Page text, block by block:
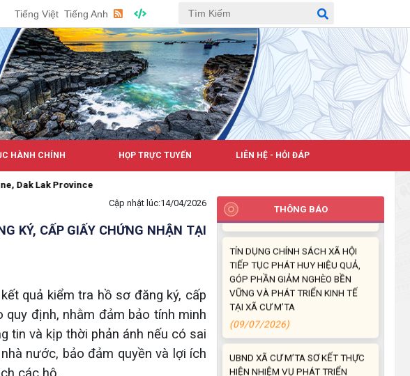
Tiếng Việt Tiếng Anh
HÀNH CHÍNH HỌP TRỰC TUYẾN LIÊN HỆ - HỎI ĐÁP
Cập nhật lúc:14/04/2026
KÝ, CẤP GIẤY CHỨNG NHẬN TẠI
quả kiểm tra hồ sơ đăng ký, cấp
định, nhằm đảm bảo tính minh
tin và kịp thời phản ánh nếu có sai
nước, bảo đảm quyền và lợi ích
THÔNG BÁO
NHÓM NĂM 2026
(21/07/2026)
ĐẢNG ỦY XÃ CƯ M’TA CÔNG BỐ
CÁC QUYẾT ĐỊNH VỀ CÔNG TÁC
CÁN BỘ
(21/07/2026)
ĐIỂM TỰA PHÁT TRIỂN KINH TẾ
CỦA THANH NIÊN XÃ CƯ M’TA
(14/07/2026)
TÍN DỤNG CHÍNH SÁCH XÃ HỘI
TIẾP TỤC PHÁT HUY HIỆU QUẢ,
GÓP PHẦN GIẢM NGHÈO BỀN
VỮNG VÀ PHÁT TRIỂN KINH TẾ
TẠI XÃ CƯ M’TA
(09/07/2026)
UBND XÃ CƯ M’TA SƠ KẾT THỰC
HIỆN NHIỆM VỤ PHÁT TRIỂN
KINH TẾ - XÃ HỘI 6 THÁNG ĐẦU
NĂM 2026
(08/07/2026)